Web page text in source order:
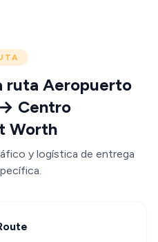
ruta Aeropuerto
Centro
Worth
y logística de entrega